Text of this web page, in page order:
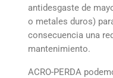
antidesgaste de
o metales duros)
consecuencia una
mantenimiento.
ACRO-PERDA